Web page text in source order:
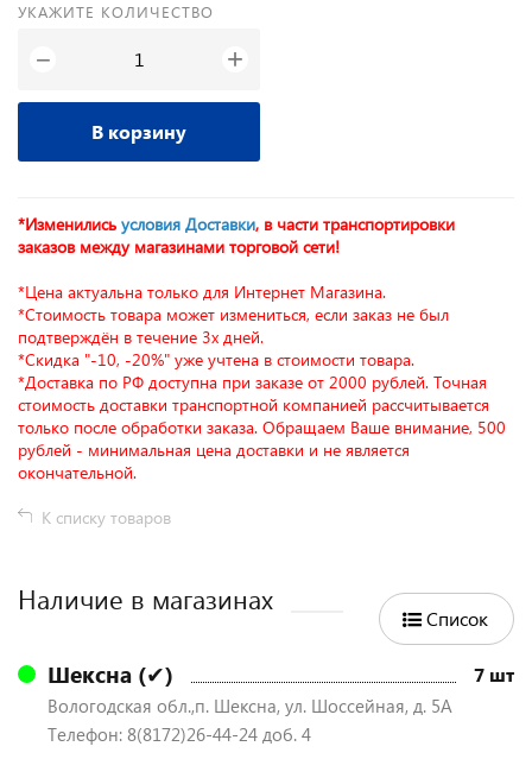
УКАЖИТЕ КОЛИЧЕСТВО
− +
В корзину
*Изменились условия Доставки, в части транспортировки
заказов между магазинами торговой сети!
*Цена актуальна только для Интернет Магазина.
*Стоимость товара может измениться, если заказ не был
подтверждён в течение 3х дней.
*Скидка "-10, -20%" уже учтена в стоимости товара.
*Доставка по РФ доступна при заказе от 2000 рублей. Точная
стоимость доставки транспортной компанией рассчитывается
только после обработки заказа. Обращаем Ваше внимание, 500
рублей - минимальная цена доставки и не является
окончательной.
К списку товаров
Наличие в магазинах
Список
Шексна (✔) 7 шт
Вологодская обл.,п. Шексна, ул. Шоссейная, д. 5А
Телефон: 8(8172)26-44-24 доб. 4